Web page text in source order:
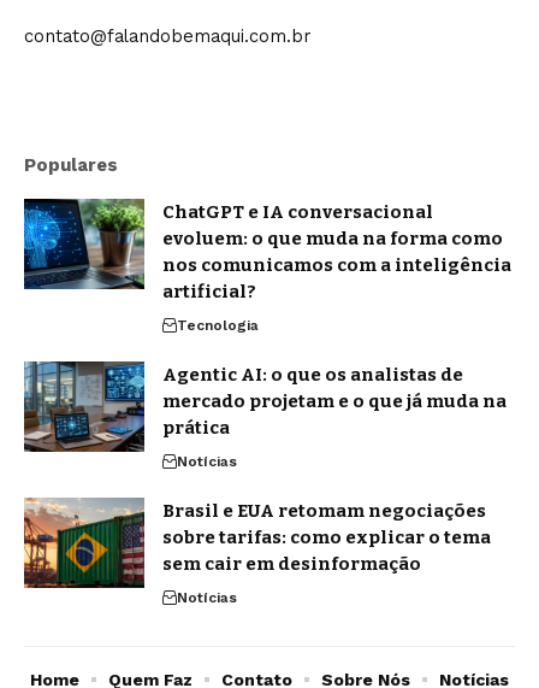
contato@falandobemaqui.com.br
Populares
ChatGPT e IA conversacional
evoluem: o que muda na forma como
nos comunicamos com a inteligência
artificial?
Tecnologia
Agentic AI: o que os analistas de
mercado projetam e o que já muda na
prática
Notícias
Brasil e EUA retomam negociações
sobre tarifas: como explicar o tema
sem cair em desinformação
Notícias
Home Quem Faz Contato Sobre Nós Notícias